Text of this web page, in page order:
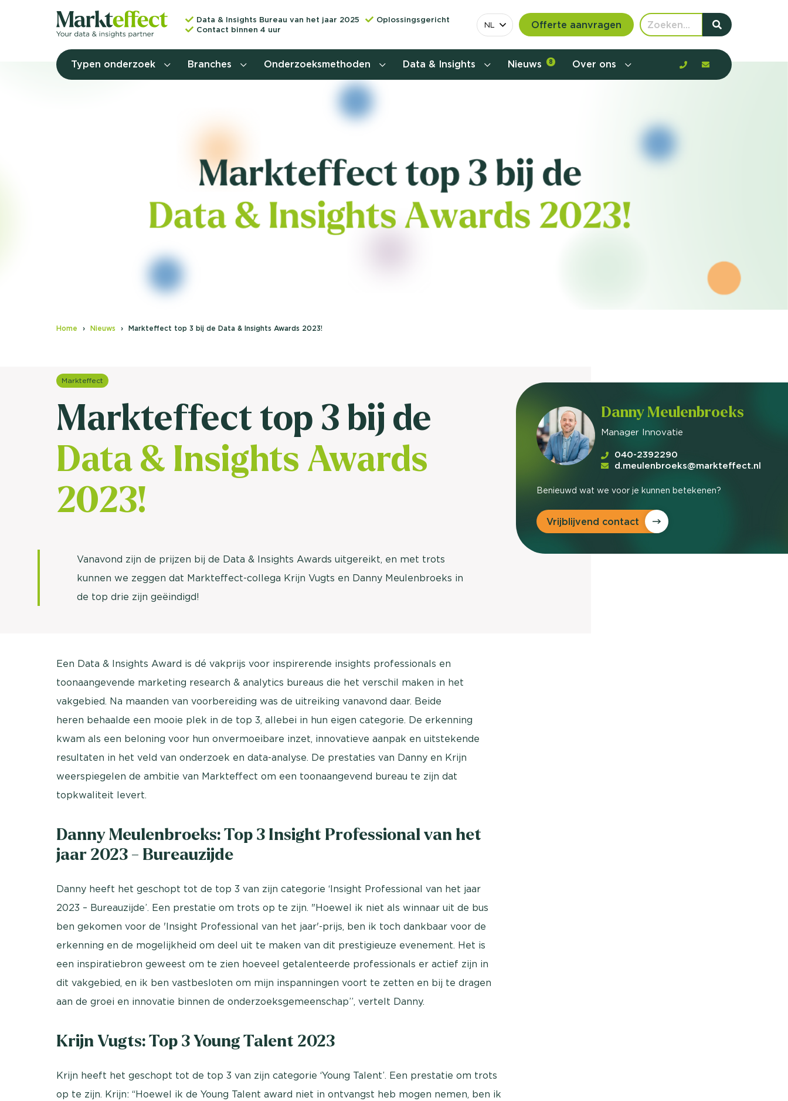
Data & Insights Bureau van het jaar 2025
Oplossingsgericht
Contact binnen 4 uur
NL Offerte aanvragen
Typen onderzoek
Behoefteonderzoek
Customer value proposition
Doelgroeponderzoek
Naamsbekendheidonderzoek
Branches Onderzoeksmethoden Data & Insights Nieuws 8 Over ons
Home Nieuws Markteffect top 3 bij de Data & Insights Awards 2023!
Markteffect
Markteffect top 3 bij de
Data & Insights Awards
2023!
Vanavond zijn de prijzen bij de Data & Insights Awards uitgereikt, en met trots
kunnen we zeggen dat Markteffect-collega Krijn Vugts en Danny Meulenbroeks in
de top drie zijn geëindigd!
Een Data & Insights Award is dé vakprijs voor inspirerende insights professionals en
toonaangevende marketing research & analytics bureaus die het verschil maken in het
vakgebied. Na maanden van voorbereiding was de uitreiking vanavond daar. Beide
heren behaalde een mooie plek in de top 3, allebei in hun eigen categorie. De erkenning
kwam als een beloning voor hun onvermoeibare inzet, innovatieve aanpak en uitstekende
resultaten in het veld van onderzoek en data-analyse. De prestaties van Danny en Krijn
weerspiegelen de ambitie van Markteffect om een toonaangevend bureau te zijn dat
topkwaliteit levert.
Danny Meulenbroeks: Top 3 Insight Professional van het
jaar 2023 - Bureauzijde
Danny heeft het geschopt tot de top 3 van zijn categorie ‘Insight Professional van het jaar
2023 – Bureauzijde’. Een prestatie om trots op te zijn. "Hoewel ik niet als winnaar uit de bus
ben gekomen voor de 'Insight Professional van het jaar'-prijs, ben ik toch dankbaar voor de
erkenning en de mogelijkheid om deel uit te maken van dit prestigieuze evenement. Het is
een inspiratiebron geweest om te zien hoeveel getalenteerde professionals er actief zijn in
dit vakgebied, en ik ben vastbesloten om mijn inspanningen voort te zetten en bij te dragen
aan de groei en innovatie binnen de onderzoeksgemeenschap’’, vertelt Danny.
Krijn Vugts: Top 3 Young Talent 2023
Krijn heeft het geschopt tot de top 3 van zijn categorie ‘Young Talent’. Een prestatie om trots
op te zijn. Krijn: “Hoewel ik de Young Talent award niet in ontvangst heb mogen nemen, ben ik
Danny Meulenbroeks
Manager Innovatie
040-2392290
d.meulenbroeks@markteffect.nl
Benieuwd wat we voor je kunnen betekenen?
Vrijblijvend contact